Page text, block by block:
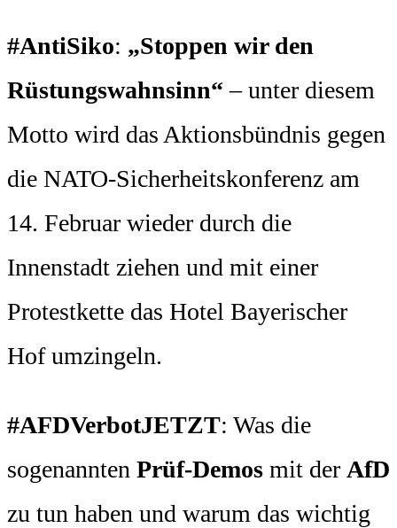
#AntiSiko: „Stoppen wir den
Rüstungswahnsinn“ – unter diesem
Motto wird das Aktionsbündnis gegen
die NATO-Sicherheitskonferenz am
14. Februar wieder durch die
Innenstadt ziehen und mit einer
Protestkette das Hotel Bayerischer
Hof umzingeln.
#AFDVerbotJETZT: Was die
sogenannten Prüf-Demos mit der AfD
zu tun haben und warum das wichtig